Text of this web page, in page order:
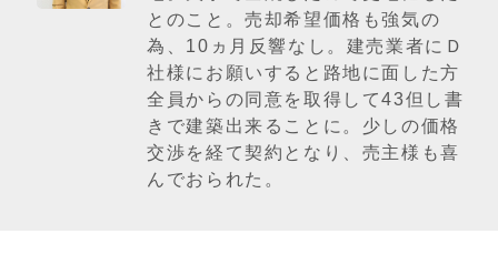
とのこと。売却希望価格も強気の
為、10ヵ月反響なし。建売業者にＤ
社様にお願いすると路地に面した方
全員からの同意を取得して43但し書
きで建築出来ることに。少しの価格
交渉を経て契約となり、売主様も喜
んでおられた。